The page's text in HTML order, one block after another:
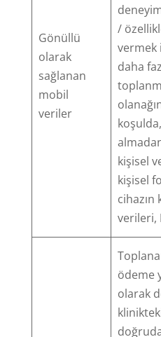
Gönüllü
olarak
sağlanan
mobil
veriler
/
vermek
daha
koşulda,
kişisel
kişisel
cihazın
verileri,
ödeme
olarak